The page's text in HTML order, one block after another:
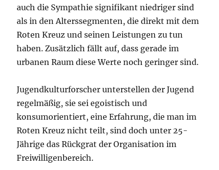
auch die Sympathie signifikant niedriger sind
als in den Alterssegmenten, die direkt mit dem
Roten Kreuz und seinen Leistungen zu tun
haben. Zusätzlich fällt auf, dass gerade im
urbanen Raum diese Werte noch geringer sind.
Jugendkulturforscher unterstellen der Jugend
regelmäßig, sie sei egoistisch und
konsumorientiert, eine Erfahrung, die man im
Roten Kreuz nicht teilt, sind doch unter 25-
Jährige das Rückgrat der Organisation im
Freiwilligenbereich.